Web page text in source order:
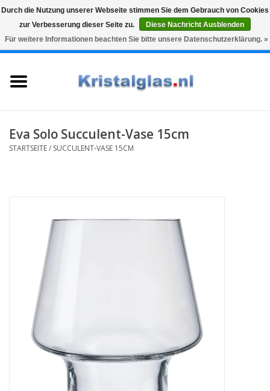
Snelle levering
Graveren
0 Artikel - €0,00
Karaffen
Geschenke
Kaffee & Tee
Bar & Wein
Eva Solo Succulent-Vase 15cm
STARTSEITE/ SUCCULENT-VASE 15CM
Durch die Nutzung unserer Webseite stimmen Sie dem Gebrauch von Cookies
zur Verbesserung dieser Seite zu.
Diese Nachricht Ausblenden
Für weitere Informationen beachten Sie bitte unsere Datenschutzerklärung. »